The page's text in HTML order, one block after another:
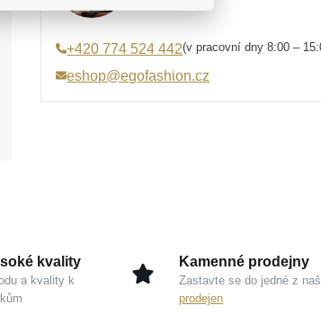
+420 774 524 442(v pracovní dny 8:00 –
eshop@egofashion.cz
kvality
a kvality k
Kamenné prodejny
Zastavte se do jedné z
prodejen